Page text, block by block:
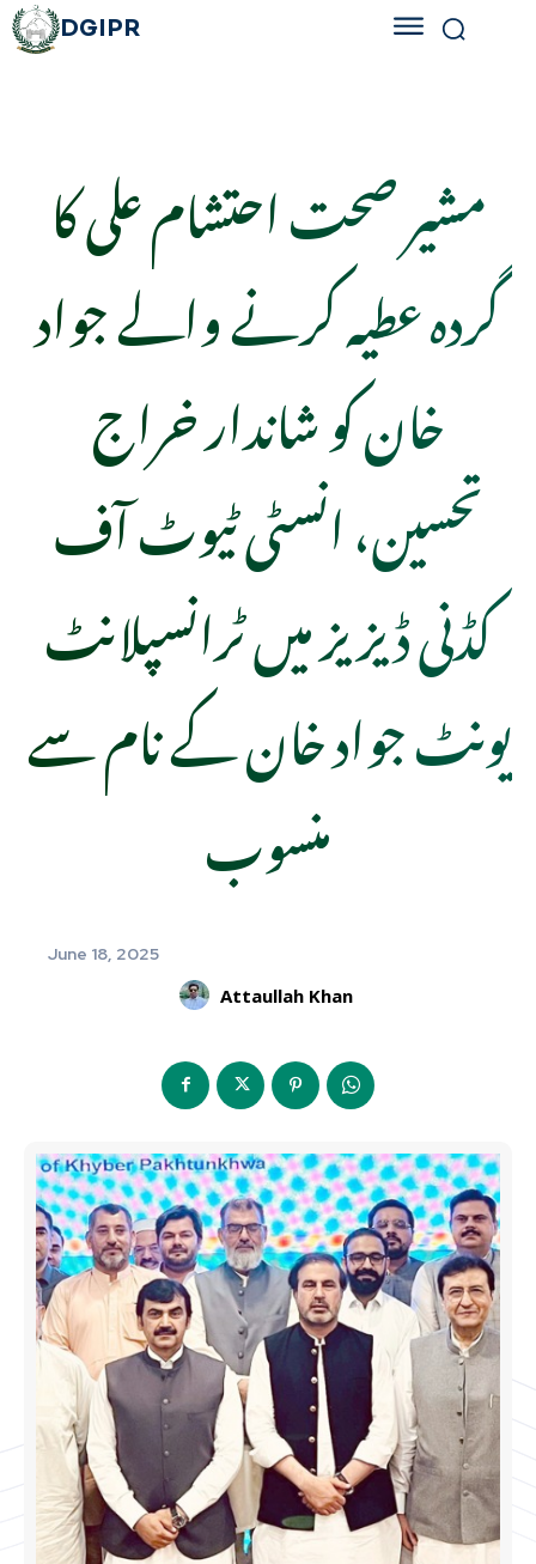
DGIPR
مشیر صحت احتشام علی کا
گردہ عطیہ کرنے والے جواد
خان کو شاندار خراج
تحسین، انسٹی ٹیوٹ آف
کڈنی ڈیزیز میں ٹرانسپلانٹ
یونٹ جواد خان کے نام سے
منسوب
June 18, 2025
Attaullah Khan